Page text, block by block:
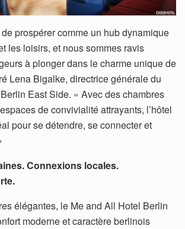
prospérer comme un hub dynamique
les loisirs, et nous sommes ravis
à plonger dans le charme unique de
Lena Bigalke, directrice générale du
East Side. « Avec des chambres
de convivialité attrayants, l’hôtel
pour se détendre, se connecter et
Connexions locales.
élégantes, le Me and All Hotel Berlin
moderne et caractère berlinois